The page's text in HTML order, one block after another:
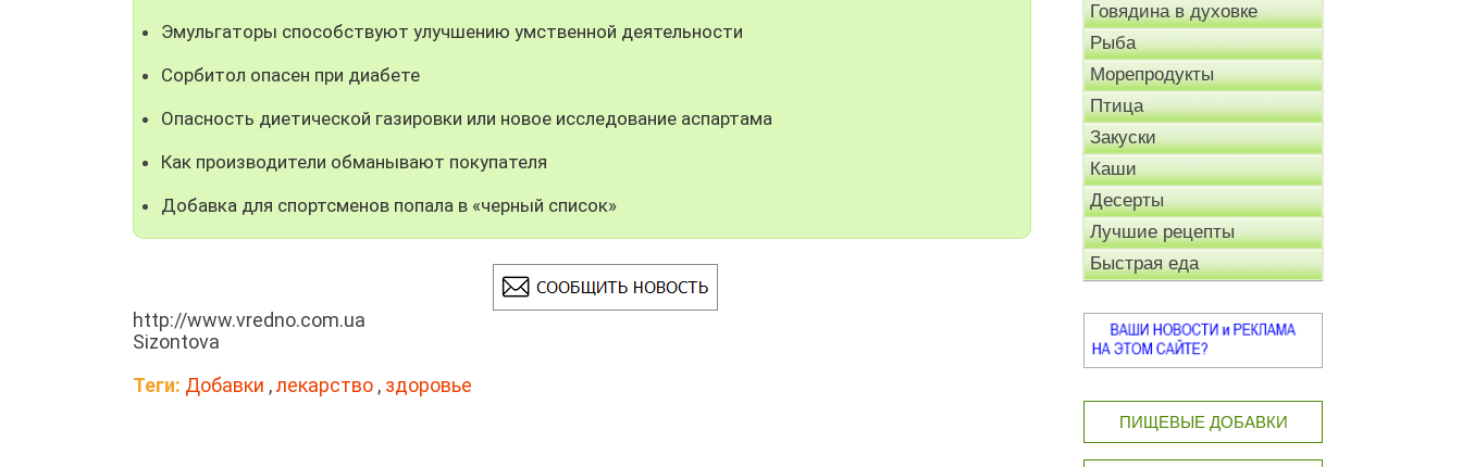
Эмульгаторы способствуют улучшению умственной деятельности
Сорбитол опасен при диабете
Опасность диетической газировки или новое исследование аспартама
Как производители обманывают покупателя
Добавка для спортсменов попала в «черный список»
http://www.vredno.com.ua
Sizontova
Теги: Добавки ,лекарство , здоровье
Говядина в духовке
Рыба
Морепродукты
Птица
Закуски
Каши
Десерты
Лучшие рецепты
Быстрая еда
ПИЩЕВЫЕ ДОБАВКИ